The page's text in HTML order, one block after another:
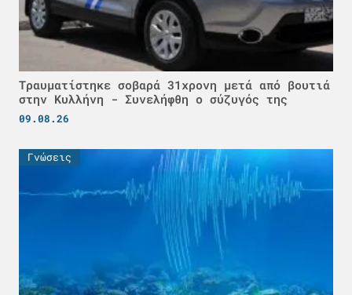
Τραυματίστηκε σοβαρά 31χρονη μετά από βουτιά
στην Κυλλήνη - Συνελήφθη ο σύζυγός της
09.08.26
Γνώσεις